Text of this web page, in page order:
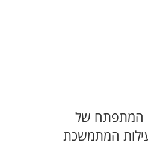
המתפתח של
המתמשכת